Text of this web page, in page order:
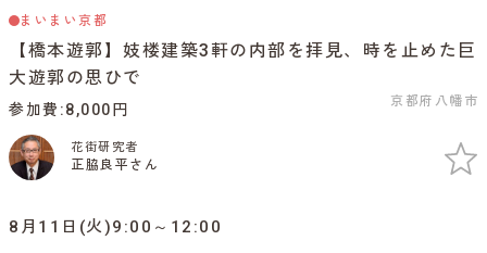
まいまい京都
【橋本遊郭】妓楼建築3軒の内部を拝見、時を止めた巨
大遊郭の思ひで
京都府八幡市
参加費 8,000円
花街研究者
正脇良平さん
8月11日(火)9:00～12:00